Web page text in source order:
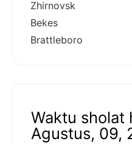
Zhirnovsk
Bekes
Brattleboro
Waktu sholat
Agustus, 09,